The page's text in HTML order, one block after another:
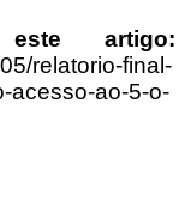
artigo:
relatorio-final-
acesso-ao-5-o-